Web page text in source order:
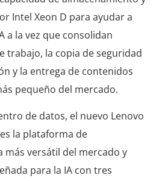
Intel Xeon D para ayudar a
a la vez que consolidan
trabajo, la copia de seguridad
y la entrega de contenidos
pequeño del mercado.
de datos, el nuevo Lenovo
la plataforma de
más versátil del mercado y
para la IA con tres